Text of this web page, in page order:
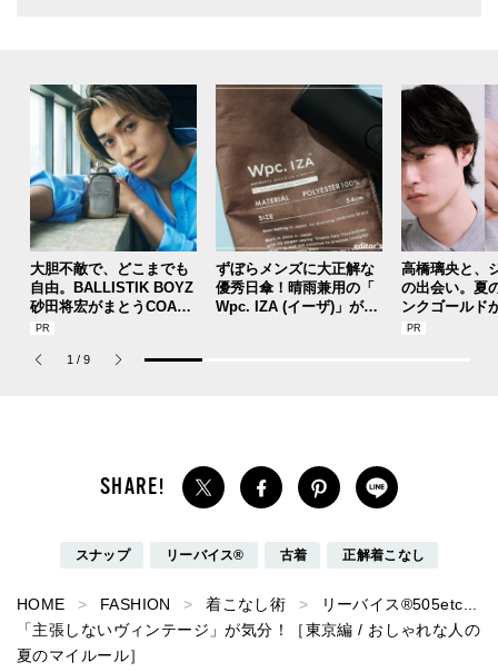
大胆不敵で、どこまでも
自由。BALLISTIK BOYZ
砂田将宏がまとうCOACH
の新作フレグランス「コ
パルファム」
ずぼらメンズに大正解な
優秀日傘！晴雨兼用の「
Wpc. IZA (イーザ)」があ
高橋璃央と、
の出会い。夏
ンクゴールド
SUMMER
1 / 9
スナップ リーバイス® 古着 正解着こなし
HOME FASHION 着こなし術
リーバイス®︎505etc...
「主張しないヴィンテージ」が気分！［東京編 / おしゃれな人の
夏のマイルール］